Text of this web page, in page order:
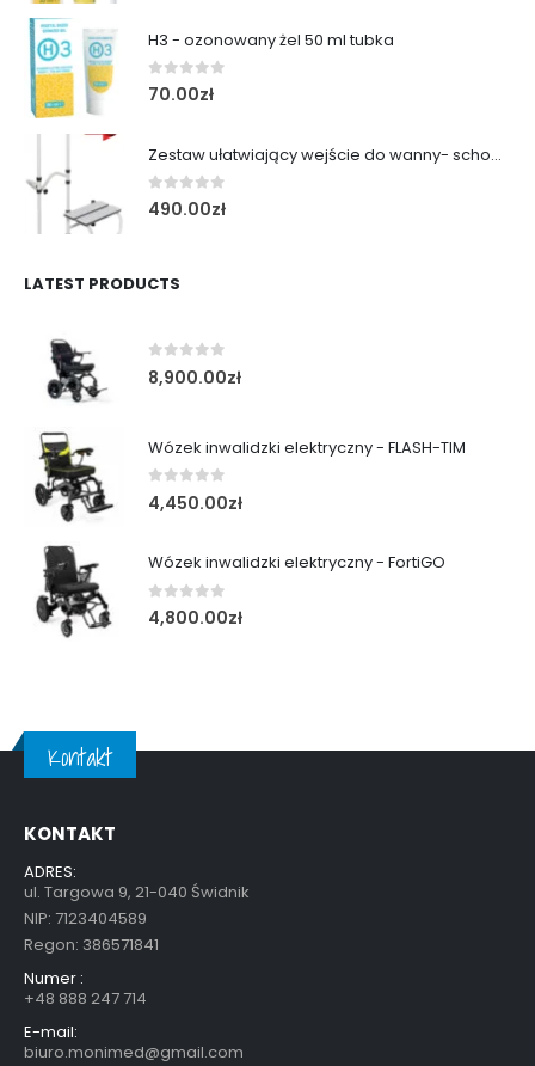
H3 - ozonowany żel 50 ml tubka
0out of 5
70.00zł
Zestaw ułatwiający wejście do wanny- schodek z poręczą
0out of 5
490.00zł
LATEST PRODUCTS
0out of 5
8,900.00zł
Wózek inwalidzki elektryczny - FLASH-TIM
0out of 5
4,450.00zł
Wózek inwalidzki elektryczny - FortiGO
0out of 5
4,800.00zł
Kontakt
KONTAKT
ADRES:
ul. Targowa 9, 21-040 Świdnik
NIP: 7123404589
Regon: 386571841
Numer :
+48 888 247 714
E-mail:
biuro.monimed@gmail.com